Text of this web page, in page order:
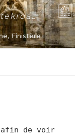
Finistère
afin de voir